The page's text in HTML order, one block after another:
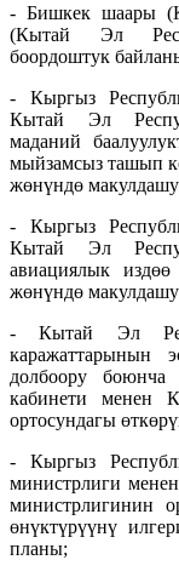
- Бишкек шаары
(Кытай Эл
боордоштук
- Кыргыз
Кытай Эл
маданий
мыйзамсыз ташып
жөнүндө
- Кыргыз
Кытай Эл
авиациялык
жөнүндө
- Кытай Эл
каражаттарынын
долбоору боюнча
кабинети менен
ортосундагы
- Кыргыз
министрлиги
министрлигинин
өнүктүрүүнү
планы;